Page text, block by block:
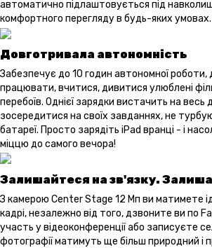
автоматично підлаштовується під
комфортного перегляду в будь-яких умовах.
Довготривала автономність
Забезпечує до 10 годин автономної
працювати, вчитися, дивитися улюблені
перебоїв. Однієї зарядки вистачить на весь
зосередитися на своїх завданнях, не
батареї. Просто зарядіть iPad вранці - і
міццю до самого вечора!
Залишайтеся на зв'язку.
З камерою Center Stage 12 Мп ви матимете
кадрі, незалежно від того, дзвоните ви по
участь у відеоконференції або записуєте
фотографії матимуть ще більш природний і